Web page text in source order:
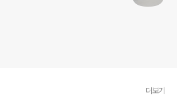
더보기